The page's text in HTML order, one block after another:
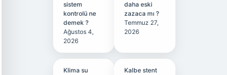
sistem
kontrolü ne
demek ?
Ağustos 4,
2026
daha eski
zazaca mı ?
Temmuz 27,
2026
Klima su
Kalbe stent